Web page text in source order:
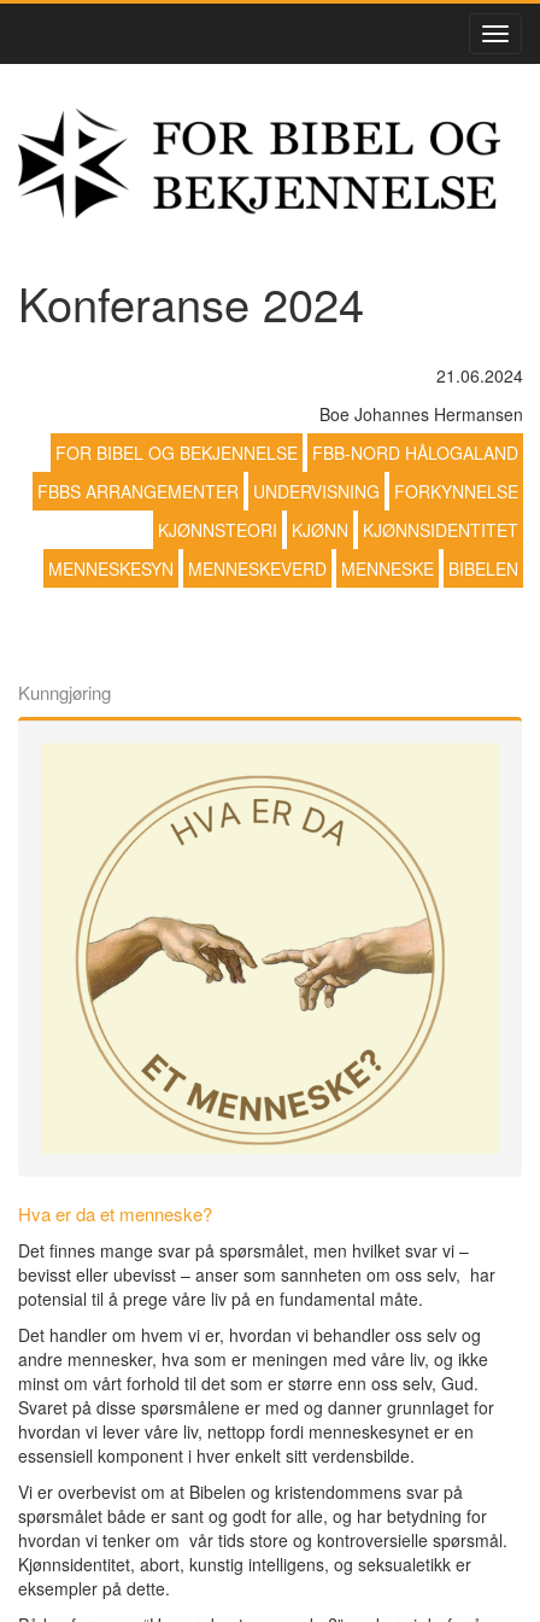
Konferanse 2024
21.06.2024
Boe Johannes Hermansen
FOR BIBEL OG BEKJENNELSE
FBB-NORD HÅLOGALAND
FBBS ARRANGEMENTER
UNDERVISNING
FORKYNNELSE
KJØNNSTEORI
KJØNN
KJØNNSIDENTITET
MENNESKESYN
MENNESKEVERD MENNESKE BIBELEN
Kunngjøring
Hva er da et menneske?
Det finnes mange svar på spørsmålet, men hvilket svar vi –
bevisst eller ubevisst – anser som sannheten om oss selv, har
potensial til å prege våre liv på en fundamental måte.
Det handler om hvem vi er, hvordan vi behandler oss selv og
andre mennesker, hva som er meningen med våre liv, og ikke
minst om vårt forhold til det som er større enn oss selv, Gud.
Svaret på disse spørsmålene er med og danner grunnlaget for
hvordan vi lever våre liv, nettopp fordi menneskesynet er en
essensiell komponent i hver enkelt sitt verdensbilde.
Vi er overbevist om at Bibelen og kristendommens svar på
spørsmålet både er sant og godt for alle, og har betydning for
hvordan vi tenker om vår tids store og kontroversielle spørsmål.
Kjønnsidentitet, abort, kunstig intelligens, og seksualetikk er
eksempler på dette.